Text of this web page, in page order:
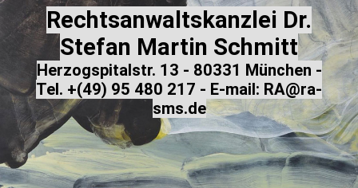
Rechtsanwaltskanzlei Dr.
Stefan Martin Schmitt
Herzogspitalstr. 13 - 80331 München -
Tel. +(49) 95 480 217 - E-mail: RA@ra-
sms.de